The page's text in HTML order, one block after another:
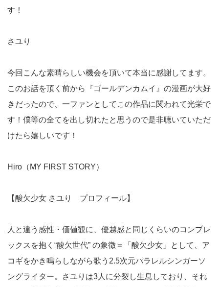
す！
さユり
今回こんな素晴らしい機会を頂いて本当に感謝してます。
このお話を頂く前から『ゴールデンカムイ』の漫画が大好
きだったので、一ファンとしてこの作品に関われて光栄で
す！僕等の全てを出し切れたと思うので是非聴いていただ
けたら嬉しいです！
Hiro（MY FIRST STORY）
【酸欠少女 さユり プロフィール】
人と違う感性・価値観に、優越感と同じくらいのコンプレ
ックスを抱く“酸欠世代” の象徴＝「酸欠少女」として、ア
コギをかき鳴らしながら歌う2.5次元パラレルシンガーソ
ングライター。さユりは3人に分裂し生息しており、それ